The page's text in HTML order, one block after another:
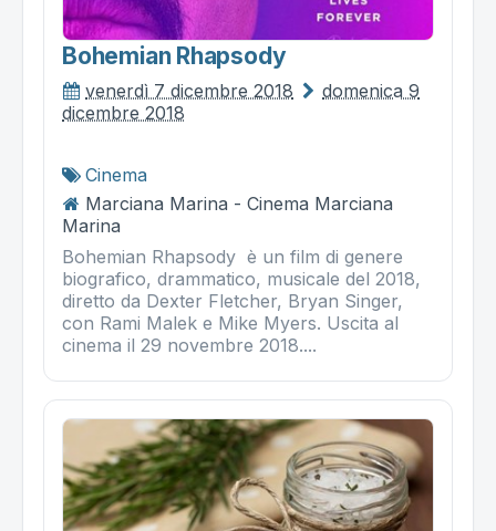
Bohemian Rhapsody
venerdì 7 dicembre 2018
domenica 9
dicembre 2018
Cinema
Marciana Marina - Cinema Marciana
Marina
Bohemian Rhapsody è un film di genere
biografico, drammatico, musicale del 2018,
diretto da Dexter Fletcher, Bryan Singer,
con Rami Malek e Mike Myers. Uscita al
cinema il 29 novembre 2018....